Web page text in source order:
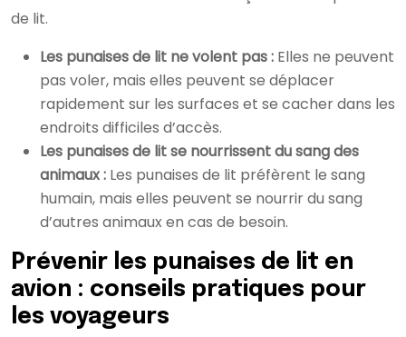
de lit.
Les punaises de lit ne volent pas : Elles ne peuvent
pas voler, mais elles peuvent se déplacer
rapidement sur les surfaces et se cacher dans les
endroits difficiles d’accès.
Les punaises de lit se nourrissent du sang des
animaux : Les punaises de lit préfèrent le sang
humain, mais elles peuvent se nourrir du sang
d’autres animaux en cas de besoin.
Prévenir les punaises de lit en
avion : conseils pratiques pour
les voyageurs